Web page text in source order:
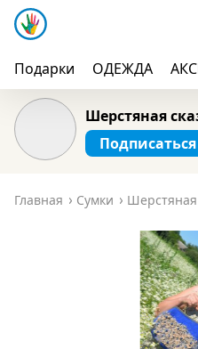
Подарки ОДЕЖДА
Шерстяная
Подписаться
Главная Сумки Шерстяная